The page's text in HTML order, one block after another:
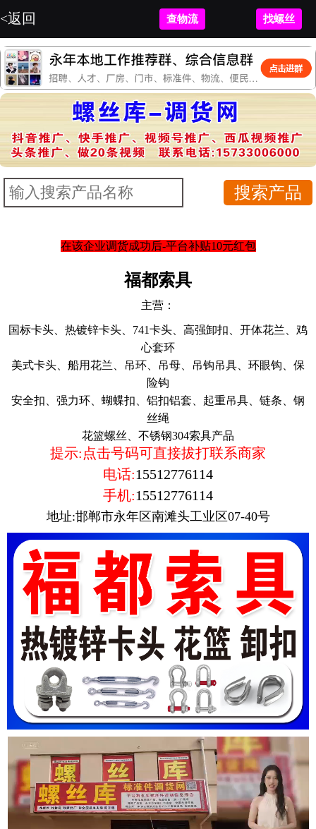
<返回 查物流 找螺丝
在该企业调货成功后-平台补贴10元红包
福都索具
主营：
国标卡头、热镀锌卡头、741卡头、高强卸扣、开体花兰、鸡
心套环
美式卡头、船用花兰、吊环、吊母、吊钩吊具、环眼钩、保
险钩
安全扣、强力环、蝴蝶扣、铝扣铝套、起重吊具、链条、钢
丝绳
花篮螺丝、不锈钢304索具产品
提示:点击号码可直接拔打联系商家
电话:15512776114
手机:15512776114
地址:邯郸市永年区南滩头工业区07-40号